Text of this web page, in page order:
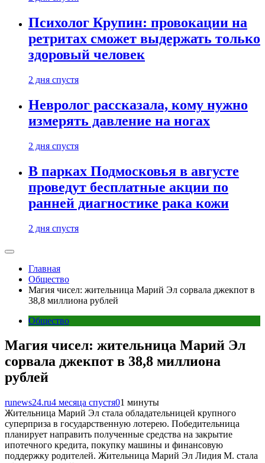
Психолог Крупин: провокации на
ретритах сможет выдержать только
здоровый человек
2 дня спустя
Невролог рассказала, кому нужно
измерять давление на ногах
2 дня спустя
В парках Подмосковья в августе
проведут бесплатные акции по
ранней диагностике рака кожи
2 дня спустя
Главная
Общество
Магия чисел: жительница Марий Эл сорвала джекпот в
38,8 миллиона рублей
Общество
Магия чисел: жительница Марий Эл
сорвала джекпот в 38,8 миллиона
рублей
runews24.ru4 месяца спустя01 минуты
Жительница Марий Эл стала обладательницей крупного
суперприза в государственную лотерею. Победительница
планирует направить полученные средства на закрытие
ипотечного кредита, покупку машины и финансовую
поддержку родителей. Жительница Марий Эл Лидия М. стала